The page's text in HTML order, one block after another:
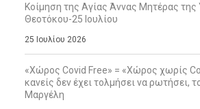
Κοίμηση της Αγίας Άννας Μητέρας της
Θεοτόκου-25 Ιουλίου
25 Ιουλίου 2026
«Χώρος Covid Free» = «Χώρος χωρίς
κανείς δεν έχει τολμήσει να ρωτήσει,
Μαργέλη